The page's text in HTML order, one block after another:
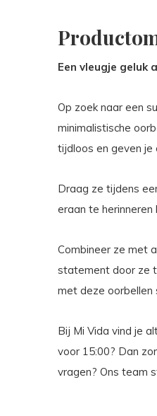
Een vleugje geluk
Op zoek naar een
minimalistische
tijdloos en geven
Draag ze tijdens
eraan te herinneren
Combineer ze met
statement door ze
met deze oorbellen
Bij Mi Vida vind je
voor 15:00? Dan
vragen? Ons team